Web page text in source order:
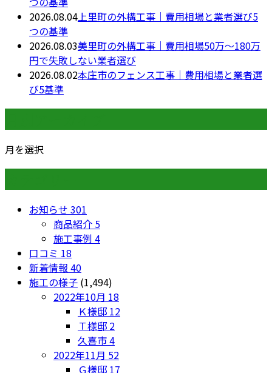
2026.08.04上里町の外構工事｜費用相場と業者選び5
つの基準
2026.08.03美里町の外構工事｜費用相場50万〜180万
円で失敗しない業者選び
2026.08.02本庄市のフェンス工事｜費用相場と業者選
び5基準
月を選択
お知らせ 301
商品紹介 5
施工事例 4
口コミ 18
新着情報 40
施工の様子 (1,494)
2022年10月 18
Ｋ様邸 12
Ｔ様邸 2
久喜市4
2022年11月 52
Ｇ様邸 17